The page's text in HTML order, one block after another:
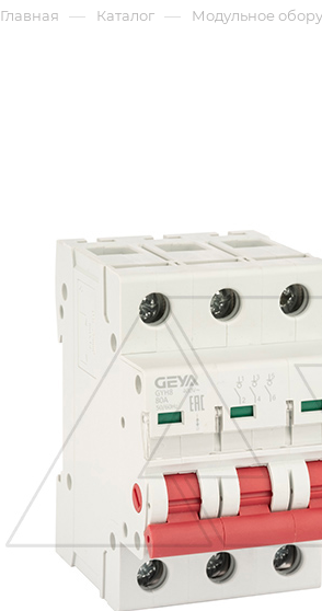
Главная — Каталог — Модульное